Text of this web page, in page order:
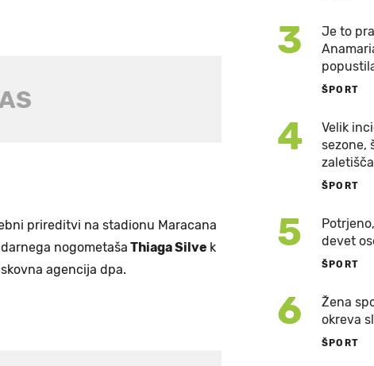
prireditvi na stadionu Maracana
nogometaša Thiaga Silve k
agencija dpa.
3
Je to
ŠPORT
4
Velik
sezone,
zaletišča
ŠPORT
5
devet
ŠPORT
6
Žena
okreva
ŠPORT